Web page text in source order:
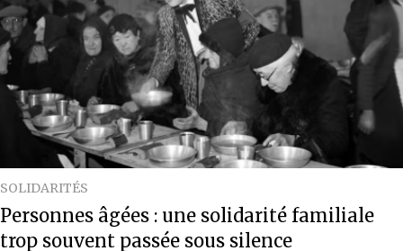
SOLIDARITÉS
Personnes âgées : une solidarité familiale
trop souvent passée sous silence